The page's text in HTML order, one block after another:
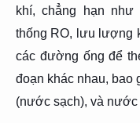
khí, chẳng hạn như
thống RO, lưu lượng
các đường ống để
đoạn khác nhau, bao
(nước sạch), và nước